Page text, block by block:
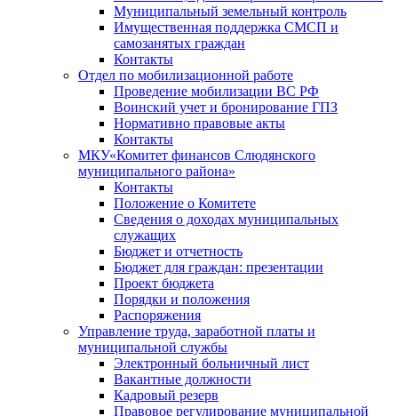
Муниципальный земельный контроль
Имущественная поддержка СМСП и
самозанятых граждан
Контакты
Отдел по мобилизационной работе
Проведение мобилизации ВС РФ
Воинский учет и бронирование ГПЗ
Нормативно правовые акты
Контакты
МКУ«Комитет финансов Слюдянского
муниципального района»
Контакты
Положение о Комитете
Сведения о доходах муниципальных
служащих
Бюджет и отчетность
Бюджет для граждан: презентации
Проект бюджета
Порядки и положения
Распоряжения
Управление труда, заработной платы и
муниципальной службы
Электронный больничный лист
Вакантные должности
Кадровый резерв
Правовое регулирование муниципальной